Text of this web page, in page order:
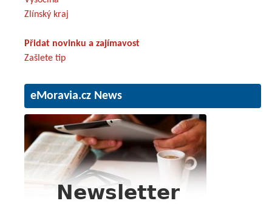
Zlínský kraj
Přidat novinku a zajímavost
Zašlete tip
eMoravia.cz News